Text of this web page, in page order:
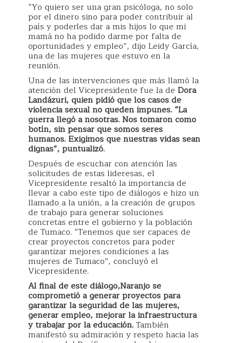
“Yo quiero ser una gran psicóloga, no solo
por el dinero sino para poder contribuir al
país y poderles dar a mis hijos lo que mi
mamá no ha podido darme por falta de
oportunidades y empleo”, dijo Leidy García,
una de las mujeres que estuvo en la
reunión.
Una de las intervenciones que más llamó la
atención del Vicepresidente fue la de Dora
Landázuri, quien pidió que los casos de
violencia sexual no queden impunes. “La
guerra llegó a nosotras. Nos tomaron como
botín, sin pensar que somos seres
humanos. Exigimos que nuestras vidas sean
dignas”, puntualizó.
Después de escuchar con atención las
solicitudes de estas lideresas, el
Vicepresidente resaltó la importancia de
llevar a cabo este tipo de diálogos e hizo un
llamado a la unión, a la creación de grupos
de trabajo para generar soluciones
concretas entre el gobierno y la población
de Tumaco. “Tenemos que ser capaces de
crear proyectos concretos para poder
garantizar mejores condiciones a las
mujeres de Tumaco”, concluyó el
Vicepresidente.
Al final de este diálogo,Naranjo se
comprometió a generar proyectos para
garantizar la seguridad de las mujeres,
generar empleo, mejorar la infraestructura
y trabajar por la educación.También
manifestó su admiración y respeto hacia las